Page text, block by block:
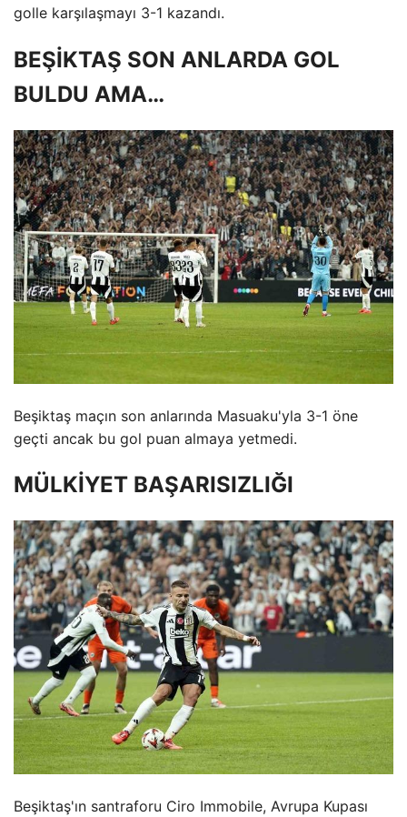
golle karşılaşmayı 3-1 kazandı.
BEŞİKTAŞ SON ANLARDA GOL
BULDU AMA…
Beşiktaş maçın son anlarında Masuaku'yla 3-1 öne
geçti ancak bu gol puan almaya yetmedi.
MÜLKİYET BAŞARISIZLIĞI
Beşiktaş'ın santraforu Ciro Immobile, Avrupa Kupası